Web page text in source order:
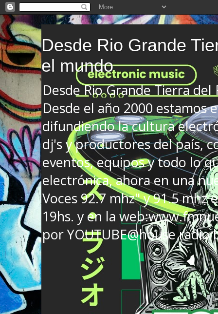
Desde Rio Grande
el mundo
Desde Rio Grande Tierra
Desde el año 2000 estamos
difundiendo la cultura
dj's y productores del país,
eventos, equipos y todo lo
electrónica, ahora en una
Voces 92.7 mhz" y 91.5 mhz
19hs. y en la
por YOUTUBE@house radio